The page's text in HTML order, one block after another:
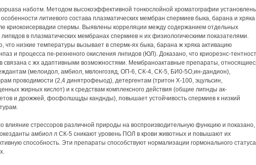
наботм. Методом высокоэффективной тонкослойной хроматографии
литиевого состава плазматических мембран спермиев быка, барана и хряка
криокоисервадии спермы. Выявлены корреляции между содержанием отдельных
в плазматических мембранах спермиев н их физиологическими показателями.
что низкие температуры вызывает в спермк-ях быка, барана ж хряка активацию
и процесса пе-рехненого окисления лнпидов (ЮЛ). Доказано, что криорезнс-
связана с жх адаптивными возможностями. Мембраноактавные препараты,
(мелоидол, амбиол, мвлонгозяд, ОП-6, СК-4, СК-5, БИ0-5О,ин-дандион),
проводимости (2,4 динятрофеыод), детергентам (тритон Х-100, эцульсин,
жирных кислот) и к средствам комплексного действия (общие липнды ак-
и дрожжей, фосфолшщды канднды), повышает устойчивость спермиев к низкий
влияние стрессоров различной природы на воспроизводительную функцию и показано,
амбиол л СК-5 сникают уровень ПОЛ в крови животных и повышают их
способность. Эти препараты способствуют нормализации гормонального статуса